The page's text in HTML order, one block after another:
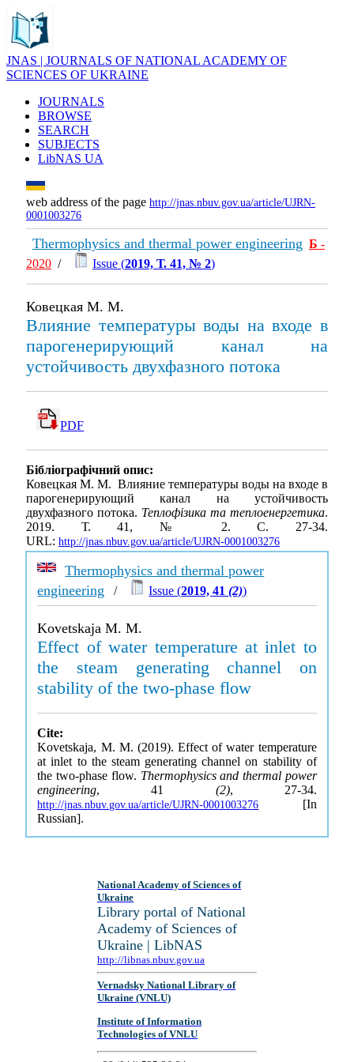
JNAS | JOURNALS OF NATIONAL ACADEMY OF
SCIENCES OF UKRAINE
JOURNALS
BROWSE
SEARCH
SUBJECTS
LibNAS UA
web address of the page http://jnas.nbuv.gov.ua/article/UJRN-
0001003276
Thermophysics and thermal power engineering Б -
2020 / Issue (2019, Т. 41, № 2)
Ковецкая М. М.
Влияние температуры воды на входе в
парогенерирующий канал на
устойчивость двухфазного потока
PDF
Бібліографічний опис:
Ковецкая М. М. Влияние температуры воды на входе в
парогенерирующий канал на устойчивость
двухфазного потока. Теплофізика та теплоенергетика.
2019. Т. 41, № 2. С. 27-34.
URL: http://jnas.nbuv.gov.ua/article/UJRN-0001003276
Thermophysics and thermal power
engineering / Issue (2019, 41(2))
Kovetskaja M. M.
Effect of water temperature at inlet to
the steam generating channel on
stability of the two-phase flow
Cite:
Kovetskaja, M. M. (2019). Effect of water temperature
at inlet to the steam generating channel on stability of
the two-phase flow. Thermophysics and thermal power
engineering, 41 (2), 27-34.
http://jnas.nbuv.gov.ua/article/UJRN-0001003276 [In
Russian].
National Academy of Sciences of
Ukraine
Library portal of National
Academy of Sciences of
Ukraine | LibNAS
http://libnas.nbuv.gov.ua
Vernadsky National Library of
Ukraine (VNLU)
Institute of Information
Technologies of VNLU